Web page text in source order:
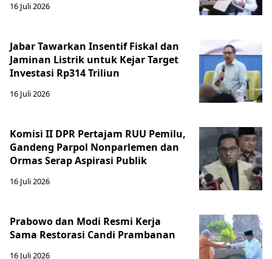
16 Juli 2026
Jabar Tawarkan Insentif Fiskal dan
Jaminan Listrik untuk Kejar Target
Investasi Rp314 Triliun
16 Juli 2026
Komisi II DPR Pertajam RUU Pemilu,
Gandeng Parpol Nonparlemen dan
Ormas Serap Aspirasi Publik
16 Juli 2026
Prabowo dan Modi Resmi Kerja
Sama Restorasi Candi Prambanan
16 Juli 2026